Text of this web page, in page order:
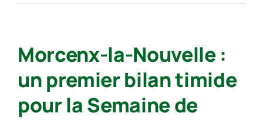
des
des
trajets
gratuits
pour
aider
les
Morcenx-la-Nouvelle :
un premier bilan timide
pour la Semaine de